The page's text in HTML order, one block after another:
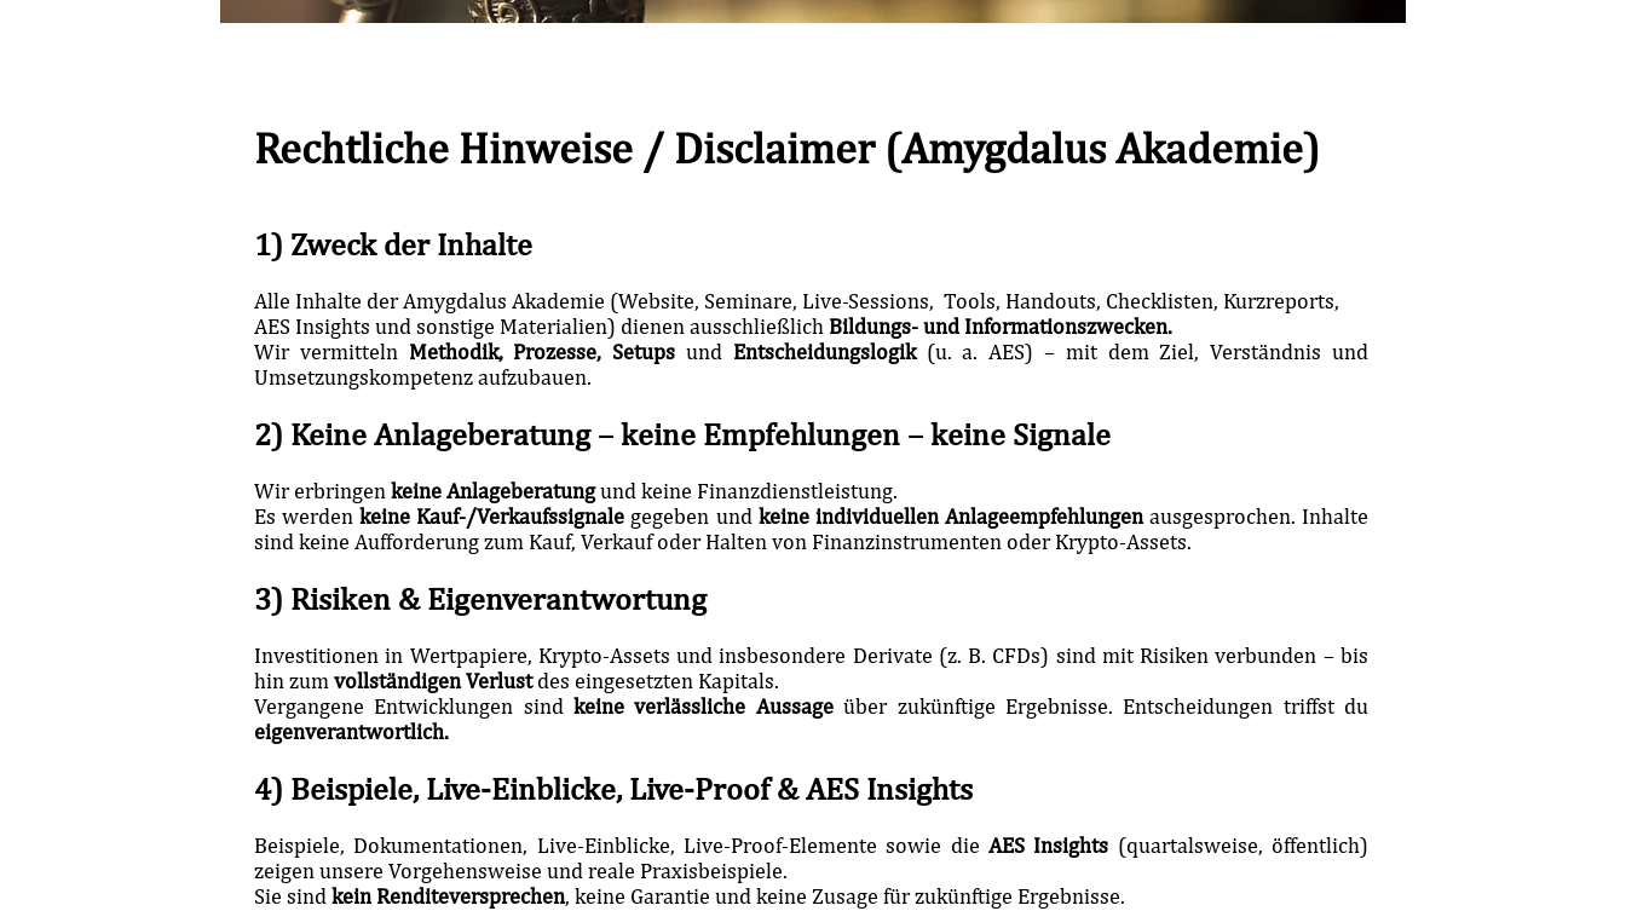
Rechtliche Hinweise / Disclaimer (Amygdalus Akademie)
1) Zweck der Inhalte
Alle Inhalte der Amygdalus Akademie (Website, Seminare, Live-Sessions, Tools, Handouts, Checklisten, Kurzreports,
AES Insights und sonstige Materialien) dienen ausschließlich Bildungs- und Informationszwecken.
Wir vermitteln Methodik, Prozesse, Setupsund Entscheidungslogik(u. a. AES) – mit dem Ziel, Verständnis und
Umsetzungskompetenz aufzubauen.
2) Keine Anlageberatung – keine Empfehlungen – keine Signale
Wir erbringen keine Anlageberatungund keine Finanzdienstleistung.
Es werdenkeine Kauf-/Verkaufssignale gegeben und keine individuellen Anlageempfehlungenausgesprochen. Inhalte
sind keine Aufforderung zum Kauf, Verkauf oder Halten von Finanzinstrumenten oder Krypto-Assets.
3) Risiken & Eigenverantwortung
Investitionen in Wertpapiere, Krypto-Assets und insbesondere Derivate (z. B. CFDs) sind mit Risiken verbunden – bis
hin zum vollständigen Verlustdes eingesetzten Kapitals.
Vergangene Entwicklungen sind keine verlässliche Aussageüber zukünftige Ergebnisse. Entscheidungen triffst du
eigenverantwortlich.
4) Beispiele, Live-Einblicke, Live-Proof & AES Insights
Beispiele, Dokumentationen, Live-Einblicke, Live-Proof-Elemente sowie die AES Insights (quartalsweise, öffentlich)
zeigen unsere Vorgehensweise und reale Praxisbeispiele.
Sie sind kein Renditeversprechen, keine Garantie und keine Zusage für zukünftige Ergebnisse.